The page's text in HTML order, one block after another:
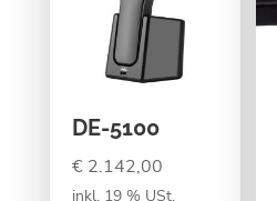
DE-5100
€2.142,00
inkl. 19 % USt.